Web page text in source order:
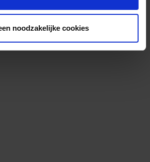
noodzakelijke cookies